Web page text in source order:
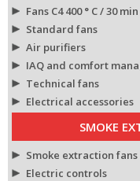
Fans C4 400 ° C / 30 min
Standard fans
Air purifiers
IAQ and comfort
Technical fans
Electrical accessories
SMOKE
Smoke extraction fans
Electric controls